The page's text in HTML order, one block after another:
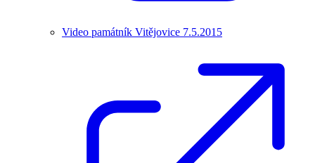
Video památník Vitějovice 7.5.2015